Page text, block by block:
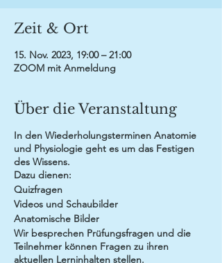
Zeit & Ort
15. Nov. 2023, 19:00 – 21:00
ZOOM mit Anmeldung
Über die Veranstaltung
In den Wiederholungsterminen Anatomie
und Physiologie geht es um das Festigen
des Wissens.
Dazu dienen:
Quizfragen
Videos und Schaubilder
Anatomische Bilder
Wir besprechen Prüfungsfragen und die
Teilnehmer können Fragen zu ihren
aktuellen Lerninhalten stellen.